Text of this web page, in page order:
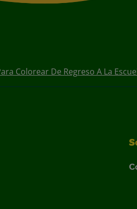
Colorear De Regreso A La